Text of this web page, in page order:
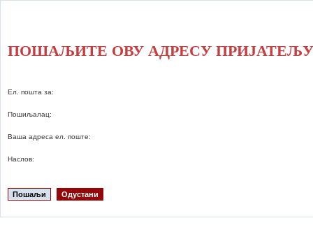
ПОШАЉИТЕ ОВУ АДРЕСУ ПРИЈАТЕЉУ
Ел. пошта за:
Пошиљалац:
Ваша адреса ел. поште:
Наслов:
Пошаљи Одустани